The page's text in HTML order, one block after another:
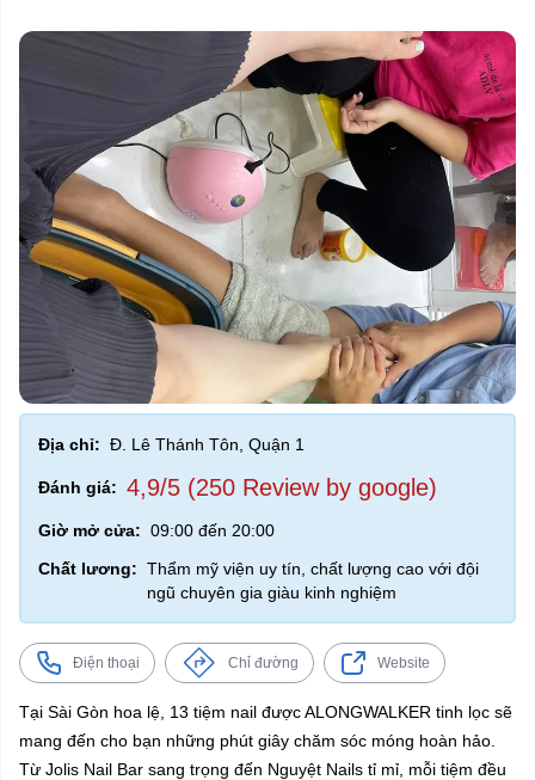
Địa chỉ: Đ. Lê Thánh Tôn, Quận 1
Đánh giá: 4,9/5 (250 Review by google)
Giờ mở cửa: 09:00 đến 20:00
Chất lương: Thẩm mỹ viện uy tín, chất lượng cao với đội
ngũ chuyên gia giàu kinh nghiệm
Điện thoại Chỉ đường Website
Tại Sài Gòn hoa lệ, 13 tiệm nail được ALONGWALKER tinh lọc sẽ
mang đến cho bạn những phút giây chăm sóc móng hoàn hảo.
Từ Jolis Nail Bar sang trọng đến Nguyệt Nails tỉ mỉ, mỗi tiệm đều